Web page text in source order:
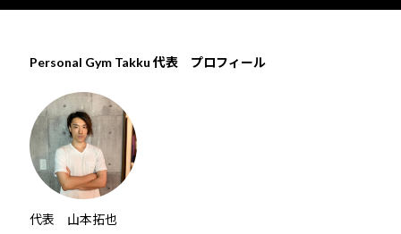
Personal Gym Takku 代表 プロフィール
代表 山本拓也